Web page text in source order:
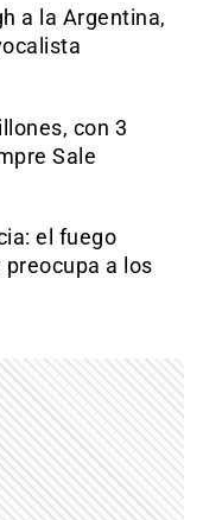
a la Argentina,
con 3
Sale
el fuego
a los